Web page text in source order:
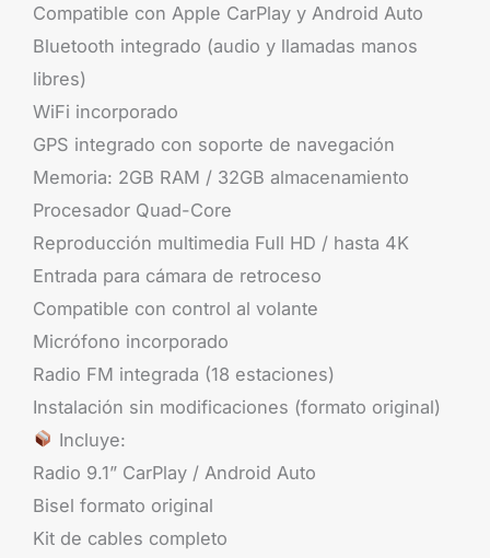
Compatible con Apple CarPlay y Android Auto
Bluetooth integrado (audio y llamadas manos
libres)
WiFi incorporado
GPS integrado con soporte de navegación
Memoria: 2GB RAM / 32GB almacenamiento
Procesador Quad-Core
Reproducción multimedia Full HD / hasta 4K
Entrada para cámara de retroceso
Compatible con control al volante
Micrófono incorporado
Radio FM integrada (18 estaciones)
Instalación sin modificaciones (formato original)
Incluye:
Radio 9.1” CarPlay / Android Auto
Bisel formato original
Kit de cables completo